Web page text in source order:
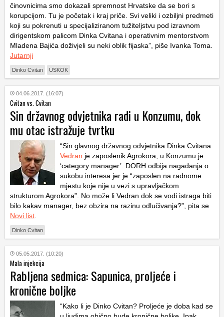
činovnicima smo dokazali spremnost Hrvatske da se bori s
korupcijom. Tu je početak i kraj priče. Svi veliki i ozbiljni predmeti
koji su pokrenuti u specijaliziranom tužiteljstvu pod izravnom
dirigentskom palicom Dinka Cvitana i operativnim mentorstvom
Mladena Bajića doživjeli su neki oblik fijaska”, piše Ivanka Toma.
Jutarnji
Dinko Cvitan USKOK
04.06.2017. (16:07)
Cvitan vs. Cvitan
Sin državnog odvjetnika radi u Konzumu, dok
mu otac istražuje tvrtku
“Sin glavnog državnog odvjetnika Dinka Cvitana
Vedran je zaposlenik Agrokora, u Konzumu je
‘category manager’. DORH odbija nagađanja o
sukobu interesa jer je “zaposlen na radnome
mjestu koje nije u vezi s upravljačkom
strukturom Agrokora”. No može li Vedran dok se vodi istraga biti
bilo kakav manager, bez obzira na razinu odlučivanja?”, pita se
Novi list
Dinko Cvitan
05.05.2017. (10:20)
Mala injekcija
Rabljena sedmica: Sapunica, proljeće i
kronične boljke
“Kako li je Dinko Cvitan? Proljeće je doba kad se